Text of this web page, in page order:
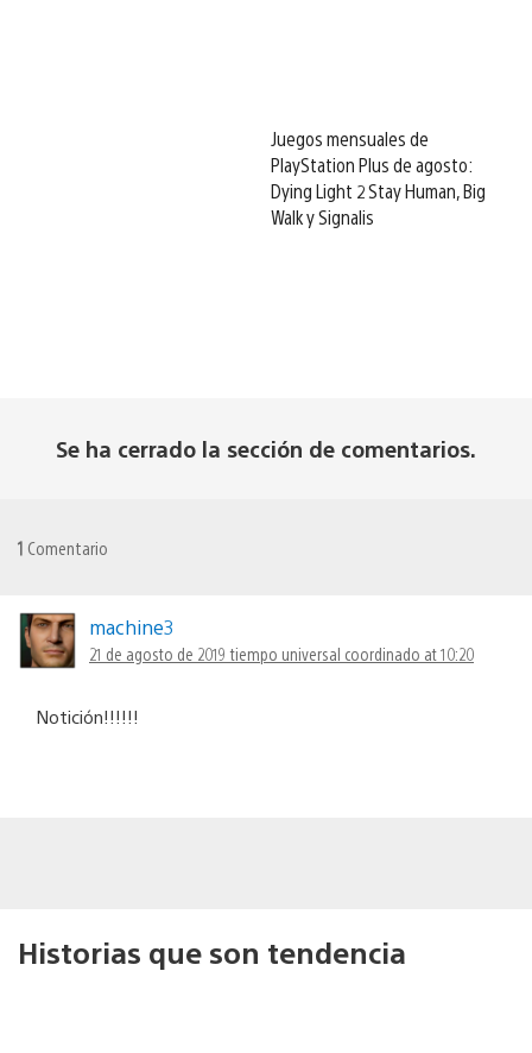
Juegos mensuales de
PlayStation Plus de agosto:
Dying Light 2 Stay Human, Big
Walk y Signalis
Se ha cerrado la sección de comentarios.
1 Comentario
machine3
21 de agosto de 2019 tiempo universal coordinado at 10:20
Notición!!!!!!
Historias que son tendencia